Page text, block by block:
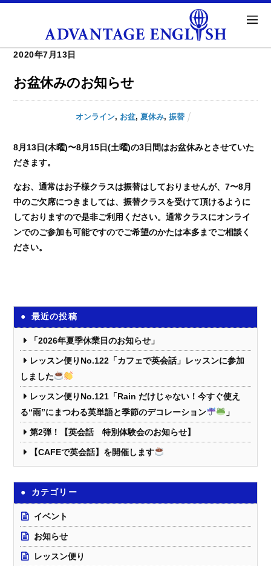
2020年7月13日
お盆休みのお知らせ
オンライン, お盆, 夏休み, 振替
8月13日(木曜)〜8月15日(土曜)の3日間はお盆休みとさせていた
だきます。
なお、通常はお子様クラスは振替はしておりませんが、7〜8月
中のご欠席につきましては、振替クラスを受けて頂けるように
しておりますので是非ご利用ください。通常クラスにオンライ
ンでのご参加も可能ですのでご希望のかたは本多までご相談く
ださい。
最近の投稿
「2026年夏季休業日のお知らせ」
レッスン便りNo.122「カフェで英会話」レッスンに参加
しました
レッスン便りNo.121「Rain だけじゃない！今すぐ使え
る“雨”にまつわる英単語と季節のデコレーション
」
第2弾！【英会話 特別体験会のお知らせ】
【CAFEで英会話】を開催します
カテゴリー
イベント
お知らせ
レッスン便り